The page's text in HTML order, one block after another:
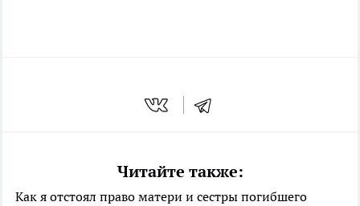
Читайте также:
Как я отстоял право матери и сестры погибшего